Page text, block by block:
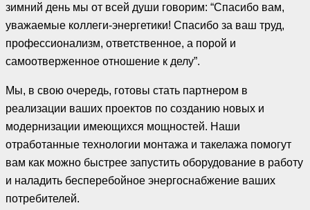
зимний день мы от всей души говорим: “Спасибо вам,
уважаемые коллеги-энергетики! Спасибо за ваш труд,
профессионализм, ответственное, а порой и
самоотверженное отношение к делу”.
Мы, в свою очередь, готовы стать партнером в
реализации ваших проектов по созданию новых и
модернизации имеющихся мощностей. Наши
отработанные технологии монтажа и такелажа помогут
вам как можно быстрее запустить оборудование в работу
и наладить бесперебойное энергоснабжение ваших
потребителей.